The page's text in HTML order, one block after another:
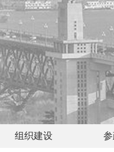
组织建设